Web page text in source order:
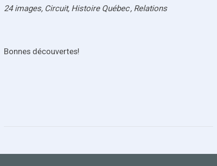
24 images, Circuit, Histoire Québec , Relations
Bonnes découvertes!